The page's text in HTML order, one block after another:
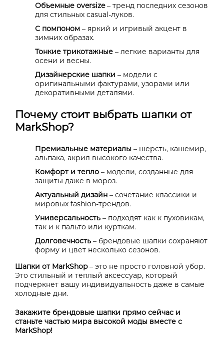
Объемные oversize– тренд последних сезонов
для стильных casual-луков.
С помпоном – яркий и игривый акцент в
зимних образах.
Тонкие трикотажные – легкие варианты для
осени и весны.
Дизайнерские шапки – модели с
оригинальными фактурами, узорами или
декоративными деталями.
Почему стоит выбрать шапки от
MarkShop?
Премиальные материалы – шерсть, кашемир,
альпака, акрил высокого качества.
Комфорт и тепло – модели, созданные для
защиты даже в мороз.
Актуальный дизайн – сочетание классики и
мировых fashion-трендов.
Универсальность – подходят как к пуховикам,
так и к пальто или курткам.
Долговечность – брендовые шапки сохраняют
форму и цвет несколько сезонов.
Шапки от MarkShop– это не просто головной убор.
Это стильный и теплый аксессуар, который
подчеркнет вашу индивидуальность даже в самые
холодные дни.
Закажите брендовые шапки прямо сейчас и
станьте частью мира высокой моды вместе с
MarkShop!